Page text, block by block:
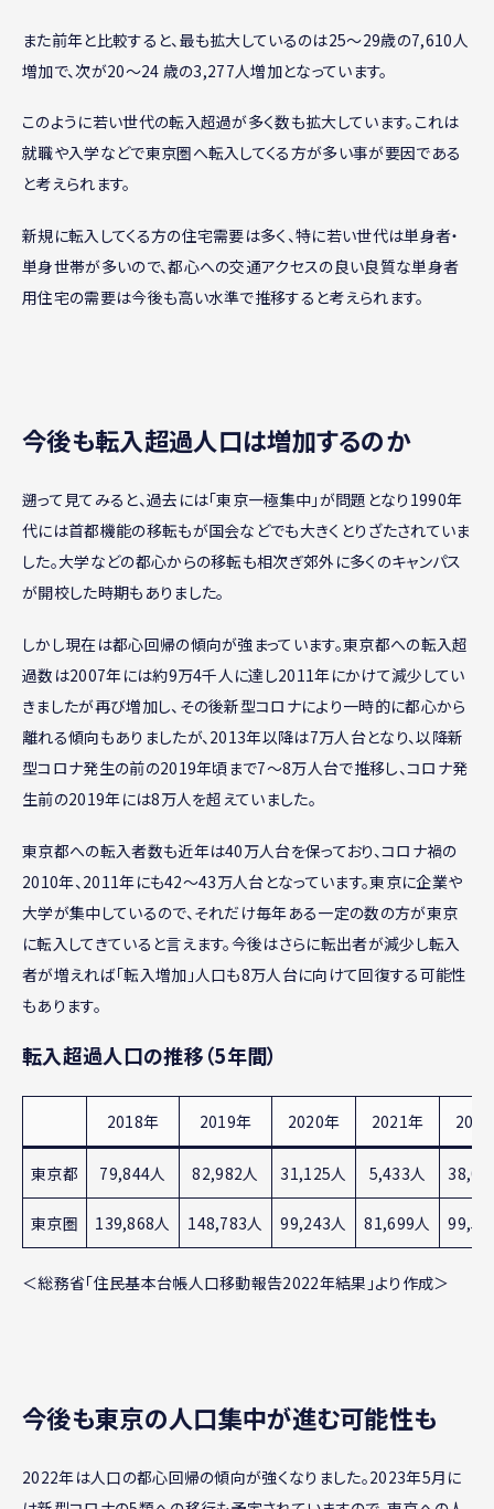
また前年と比較すると、最も拡大しているのは25～29歳の7,610人
増加で、次が20～24 歳の3,277人増加となっています。
このように若い世代の転入超過が多く数も拡大しています。これは
就職や入学などで東京圏へ転入してくる方が多い事が要因である
と考えられます。
新規に転入してくる方の住宅需要は多く、特に若い世代は単身者・
単身世帯が多いので、都心への交通アクセスの良い良質な単身者
用住宅の需要は今後も高い水準で推移すると考えられます。
今後も転入超過人口は増加するのか
遡って見てみると、過去には「東京一極集中」が問題となり1990年
代には首都機能の移転もが国会などでも大きくとりざたされていま
した。大学などの都心からの移転も相次ぎ郊外に多くのキャンパス
が開校した時期もありました。
しかし現在は都心回帰の傾向が強まっています。東京都への転入超
過数は2007年には約9万4千人に達し2011年にかけて減少してい
きましたが再び増加し、その後新型コロナにより一時的に都心から
離れる傾向もありましたが、2013年以降は7万人台となり、以降新
型コロナ発生の前の2019年頃まで7～8万人台で推移し、コロナ発
生前の2019年には8万人を超えていました。
東京都への転入者数も近年は40万人台を保っており、コロナ禍の
2010年、2011年にも42～43万人台となっています。東京に企業や
大学が集中しているので、それだけ毎年ある一定の数の方が東京
に転入してきていると言えます。今後はさらに転出者が減少し転入
者が増えれば「転入増加」人口も8万人台に向けて回復する可能性
もあります。
転入超過人口の推移（5年間）
2018年 2019年 2020年 2021年
東京都 79,844人 82,982人 31,125人 5,433人
東京圏 139,868人 148,783人 99,243人 81,699人
＜総務省「住民基本台帳人口移動報告2022年結果」より作成＞
今後も東京の人口集中が進む可能性も
2022年は人口の都心回帰の傾向が強くなりました。2023年5月に